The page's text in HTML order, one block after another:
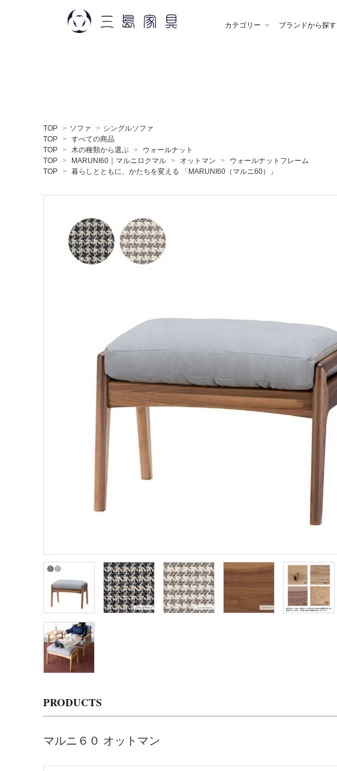
カテゴリー
デスク
ミラー ラグ・ファブリック
贈りもの
ブランドから探す
薫玉堂
神藤タオル ちぎらまりこ
トモタケ
フランジパニラタン ぽれぽれ
mina perhonen
TOP > ソファ > シングルソファ
TOP > すべての商品
TOP > 木の種類から選ぶ >
ウォールナット
TOP > MARUNI60｜マルニロクマル > オットマン >
ウォールナットフレーム
TOP > 暮らしとともに、かたちを変える 「MARUNI60（マルニ60）」
PRODUCTS
マルニ６０ オットマン